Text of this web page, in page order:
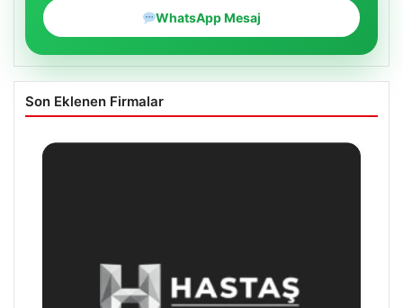
WhatsApp Mesaj
Son Eklenen Firmalar